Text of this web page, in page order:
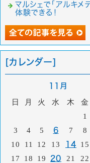
マルシェで「アルキメ
体験できる！
[カレンダー]
11月
日 月 火 水 木 金
1
3 4 5 6 7 8
10 11 12 13 14 15
17 18 19 20 21 22